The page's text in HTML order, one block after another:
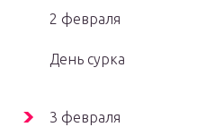
2 февраля
День сурка
3 февраля